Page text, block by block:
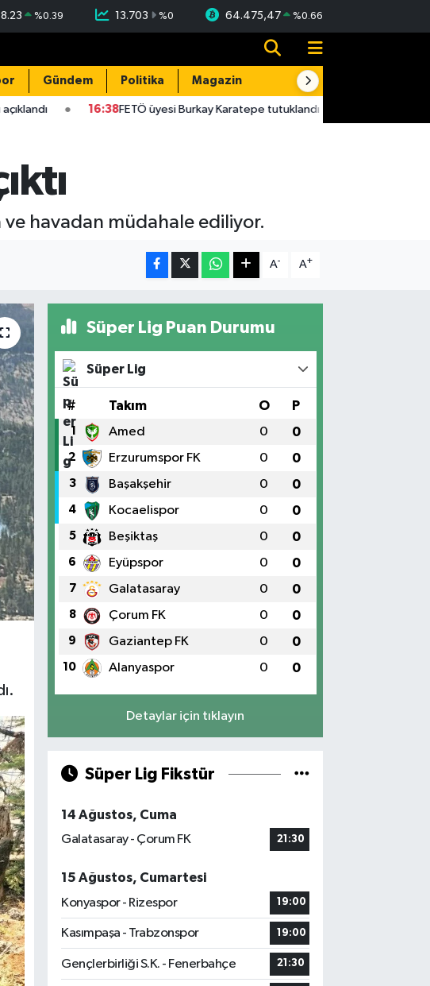
%0.39 13.703 %0 64.475,47 %0.66
Gündem Politika Magazin Resmi İlanlar
16:38FETÖ üyesi Burkay Karatepe tutuklandı
ve havadan müdahale ediliyor.
A- A+
Süper Lig Puan Durumu
Süper Lig
# Takım O P
1 Amed 0 0
2 Erzurumspor FK 0 0
3 Başakşehir 0 0
4 Kocaelispor 0 0
5 Beşiktaş 0 0
6 Eyüpspor 0 0
7 Galatasaray 0 0
8 Çorum FK 0 0
9 Gaziantep FK 0 0
10 Alanyaspor 0 0
Detaylar için tıklayın
Süper Lig Fikstür
14 Ağustos, Cuma
Galatasaray - Çorum FK
21:30
15 Ağustos, Cumartesi
Konyaspor - Rizespor
19:00
Kasımpaşa - Trabzonspor 19:00
Gençlerbirliği S.K. - Fenerbahçe 21:30